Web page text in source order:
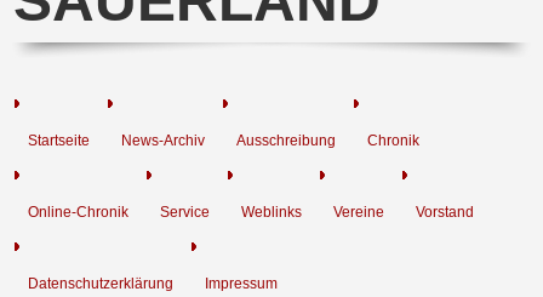
Startseite News-Archiv Ausschreibung Chronik
Online-Chronik Service Weblinks Vereine Vorstand
Datenschutzerklärung Impressum